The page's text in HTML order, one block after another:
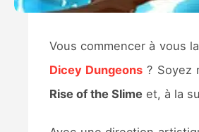
Vous commencer à vous
Dicey Dungeons ? Soyez
Rise of the Slimeet, à la